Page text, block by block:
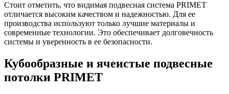
Стоит отметить, что видимая подвесная система PRIMET
отличается высоким качеством и надежностью. Для ее
производства используют только лучшие материалы и
современные технологии. Это обеспечивает долговечность
системы и уверенность в ее безопасности.
Кубообразные и ячеистые подвесные
потолки PRIMET